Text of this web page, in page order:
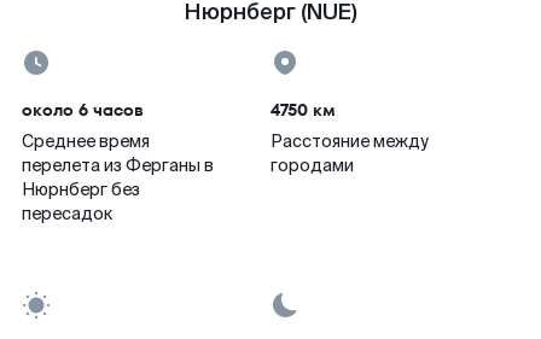
Нюрнберг (NUE)
около 6 часов
Среднее время
перелета из Ферганы в
Нюрнберг без
пересадок
4750 км
Расстояние между
городами